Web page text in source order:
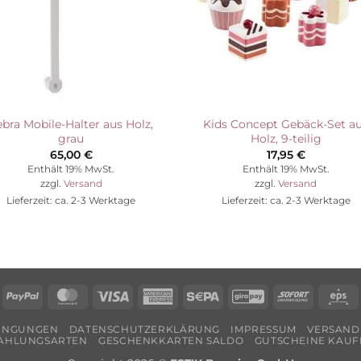
Mobile-Halter aus Holz,
grau
65,00 €
Enthält 19% MwSt.
zzgl. Versand
Lieferzeit: ca. 2-3 Werktage
Kids Concept Gebäck-Set
Holz, 9-teilig
17,95 €
Enthält 19% MwSt.
zzgl.Versand
Lieferzeit: ca. 2-3 Werktage
RechungPayPal MasterCard
Visa
American Sepa GiroPaySofort
DATENSCHUTZERKLÄRUNG IMPRESSUM
GESCHENKKARTEN SALDO GUTSCHEINE